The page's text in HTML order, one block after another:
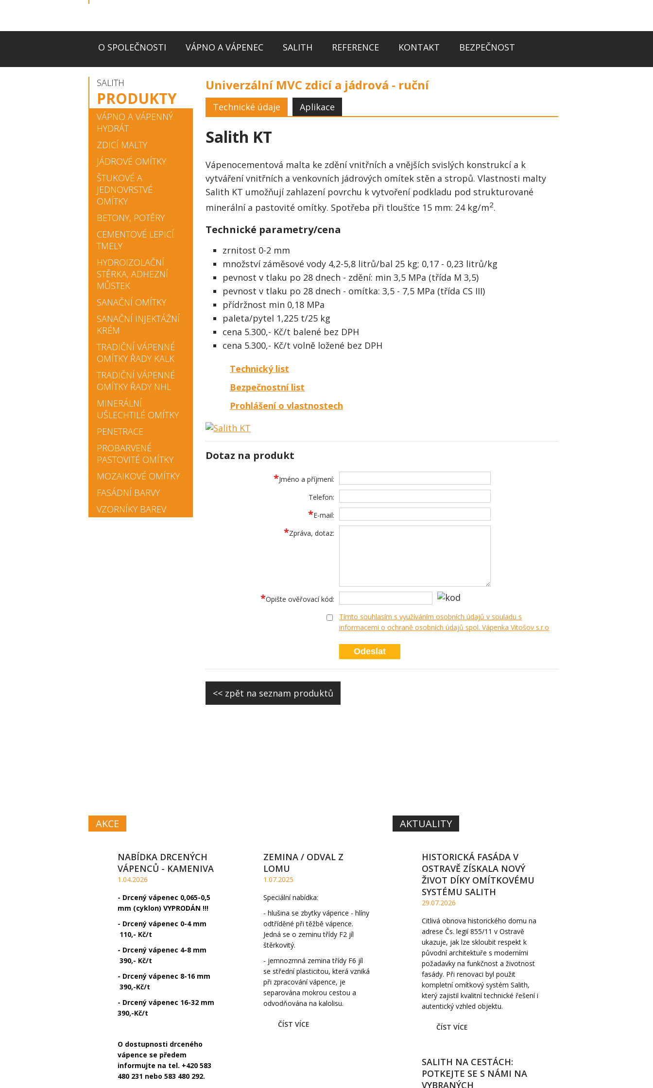
O SPOLEČNOSTI VÁPNO A VÁPENEC SALITH REFERENCE KONTAKT BEZPEČNOST
SALITH
PRODUKTY
VÁPNO A VÁPENNÝ
HYDRÁT
ZDICÍ MALTY
JÁDROVÉ OMÍTKY
ŠTUKOVÉ A
JEDNOVRSTVÉ
OMÍTKY
BETONY, POTĚRY
CEMENTOVÉ LEPICÍ
TMELY
HYDROIZOLAČNÍ
STĚRKA, ADHEZNÍ
MŮSTEK
SANAČNÍ OMÍTKY
SANAČNÍ INJEKTÁŽNÍ
KRÉM
TRADIČNÍ VÁPENNÉ
OMÍTKY ŘADY KALK
TRADIČNÍ VÁPENNÉ
OMÍTKY ŘADY NHL
MINERÁLNÍ
UŠLECHTILÉ OMÍTKY
PENETRACE
PROBARVENÉ
PASTOVITÉ OMÍTKY
MOZAIKOVÉ OMÍTKY
FASÁDNÍ BARVY
VZORNÍKY BAREV
Univerzální MVC zdicí a jádrová - ruční
Technické údaje Aplikace
Salith KT
Vápenocementová malta ke zdění vnitřních a vnějších svislých konstrukcí a k
vytváření vnitřních a venkovních jádrových omítek stěn a stropů. Vlastnosti malty
Salith KT umožňují zahlazení povrchu k vytvoření podkladu pod strukturované
minerální a pastovité omítky. Spotřeba při tloušťce 15 mm: 24 kg/m2.
Technické parametry/cena
zrnitost 0-2 mm
množství záměsové vody 4,2-5,8 litrů/bal 25 kg; 0,17 - 0,23 litrů/kg
pevnost v tlaku po 28 dnech - zdění: min 3,5 MPa (třída M 3,5)
pevnost v tlaku po 28 dnech - omítka: 3,5 - 7,5 MPa (třída CS III)
přídržnost min 0,18 MPa
paleta/pytel 1,225 t/25 kg
cena 5.300,- Kč/t balené bez DPH
cena 5.300,- Kč/t volně ložené bez DPH
Technický list
Bezpečnostní list
Prohlášení o vlastnostech
Dotaz na produkt
*Jméno a příjmení:
Telefon:
*E-mail:
*Zpráva, dotaz:
*Opište ověřovací kód:
Tímto souhlasím s využíváním osobních údajů v souladu s
informacemi o ochraně osobních údajů spol. Vápenka Vitošov s.r.o
<< zpět na seznam produktů
AKCE AKTUALITY
NABÍDKA DRCENÝCH
VÁPENCŮ - KAMENIVA
1.04.2026
- Drcený vápenec 0,065-0,5
mm (cyklon) VYPRODÁN !!!
- Drcený vápenec 0-4 mm
110,- Kč/t
- Drcený vápenec 4-8 mm
390,- Kč/t
- Drcený vápenec 8-16 mm
390,-Kč/t
- Drcený vápenec 16-32 mm
390,-Kč/t
O dostupnosti drceného
vápence se předem
informujte na tel. +420 583
480 231 nebo 583 480 292.
ZEMINA / ODVAL Z
LOMU
1.07.2025
Speciální nabídka:
- hlušina se zbytky vápence - hlíny
odtříděné při těžbě vápence.
Jedná se o zeminu třídy F2 jíl
štěrkovitý.
- jemnozrnná zemina třídy F6 jíl
se střední plasticitou, která vzniká
při zpracování vápence, je
separována mokrou cestou a
odvodňována na kalolisu.
ČÍST VÍCE
HISTORICKÁ FASÁDA V
OSTRAVĚ ZÍSKALA NOVÝ
ŽIVOT DÍKY OMÍTKOVÉMU
SYSTÉMU SALITH
29.07.2026
Citlivá obnova historického domu na
adrese Čs. legií 855/11 v Ostravě
ukazuje, jak lze skloubit respekt k
původní architektuře s moderními
požadavky na funkčnost a životnost
fasády. Při renovaci byl použit
kompletní omítkový systém Salith,
který zajistil kvalitní technické řešení i
autentický vzhled objektu.
ČÍST VÍCE
SALITH NA CESTÁCH:
POTKEJTE SE S NÁMI NA
VYBRANÝCH